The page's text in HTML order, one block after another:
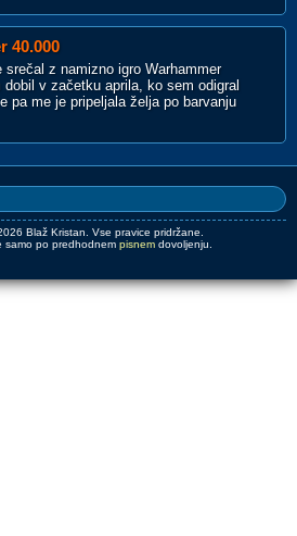
40.000
z namizno igro Warhammer
v začetku aprila, ko sem odigral
pa me je pripeljala želja po barvanju
Blaž Kristan. Vse pravice pridržane.
samo po predhodnem pisnemdovoljenju.